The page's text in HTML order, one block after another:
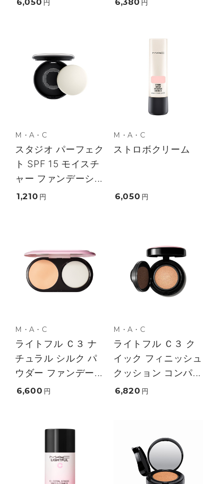
6,050 円 6,380 円
M・A・C
スタジオ パーフェク
ト SPF 15 モイスチ
ャー ファンデーシ...
1,210 円
M・A・C
ストロボクリーム
6,050 円
M・A・C
ライトフル Ｃ３ ナ
チュラル シルク パ
ウダー ファンデー...
6,600 円
M・A・C
ライトフル Ｃ３ ク
イック フィニッシュ
クッション コンパ...
6,820 円